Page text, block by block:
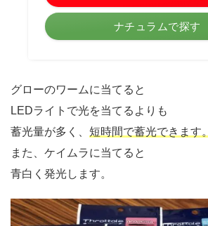
ナチュラムで探す
グローのワームに当てると
LEDライトで光を当てるよりも
蓄光量が多く、 短時間で蓄光できます。
また、ケイムラに当てると
青白く発光します。